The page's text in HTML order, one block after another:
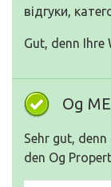
відгуки,
Gut, denn Ihre
Og
Sehr gut,
den Og